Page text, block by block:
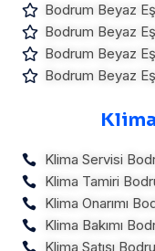
Bodrum Beyaz
Bodrum Beyaz
Bodrum Beyaz
Bodrum Beyaz
Klima Servisi
Klima Tamiri
Klima Onarımı
Klima Bakımı
Klima Satışı